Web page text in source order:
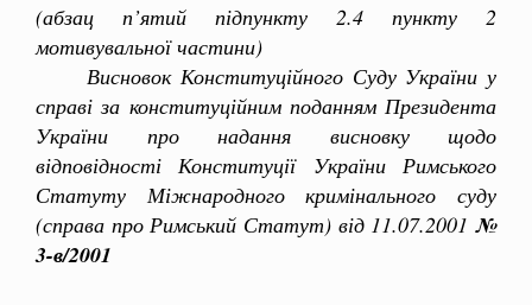
(абзац п’ятий підпункту 2.4 пункту 2
мотивувальної частини)
Висновок Конституційного Суду України у
справі за конституційним поданням Президента
України про надання висновку щодо
відповідності Конституції України Римського
Статуту Міжнародного кримінального суду
(справа про Римський Статут) від 11.07.2001 №
3-в/2001